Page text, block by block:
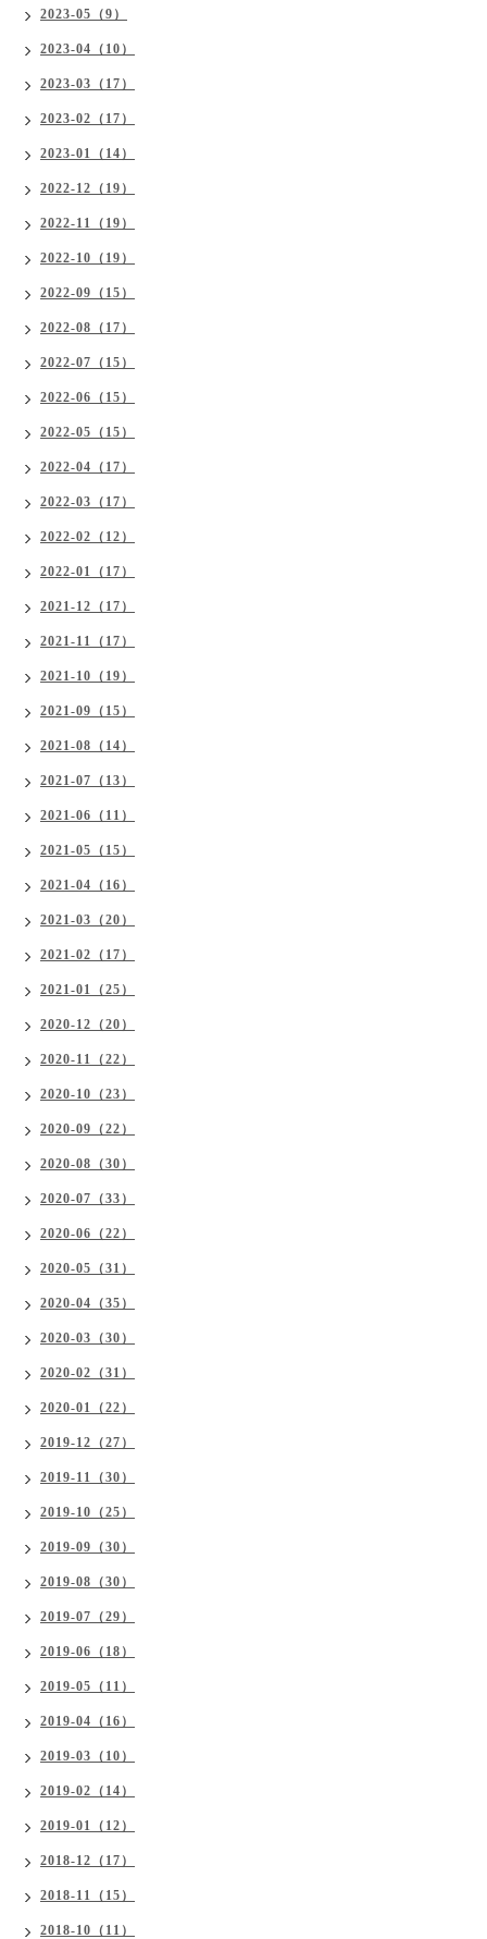
2023-05（9）
2023-04（10）
2023-03（17）
2023-02（17）
2023-01（14）
2022-12（19）
2022-11（19）
2022-10（19）
2022-09（15）
2022-08（17）
2022-07（15）
2022-06（15）
2022-05（15）
2022-04（17）
2022-03（17）
2022-02（12）
2022-01（17）
2021-12（17）
2021-11（17）
2021-10（19）
2021-09（15）
2021-08（14）
2021-07（13）
2021-06（11）
2021-05（15）
2021-04（16）
2021-03（20）
2021-02（17）
2021-01（25）
2020-12（20）
2020-11（22）
2020-10（23）
2020-09（22）
2020-08（30）
2020-07（33）
2020-06（22）
2020-05（31）
2020-04（35）
2020-03（30）
2020-02（31）
2020-01（22）
2019-12（27）
2019-11（30）
2019-10（25）
2019-09（30）
2019-08（30）
2019-07（29）
2019-06（18）
2019-05（11）
2019-04（16）
2019-03（10）
2019-02（14）
2019-01（12）
2018-12（17）
2018-11（15）
2018-10（11）